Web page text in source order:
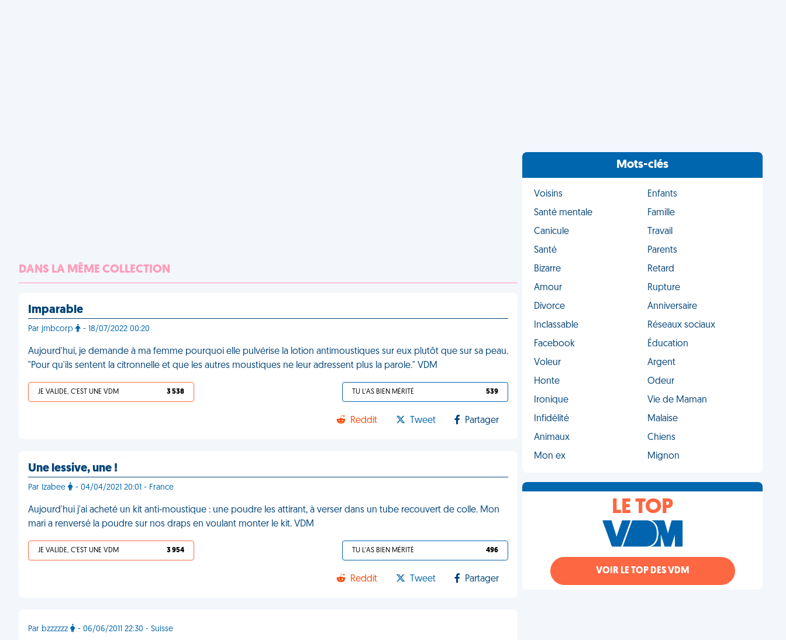
DANS LA MÊME COLLECTION
Imparable
Par jmbcorp - 18/07/2022 00:20
Aujourd'hui, je demande à ma femme pourquoi elle pulvérise la lotion antimoustiques sur eux plutôt que sur sa peau.
"Pour qu'ils sentent la citronnelle et que les autres moustiques ne leur adressent plus la parole." VDM
JE VALIDE, C'EST UNE VDM 3 538 TU L'AS BIEN MÉRITÉ 539
Reddit Tweet Partager
Une lessive, une !
Par Izabee - 04/04/2021 20:01 - France
Aujourd'hui j'ai acheté un kit anti-moustique : une poudre les attirant, à verser dans un tube recouvert de colle. Mon
mari a renversé la poudre sur nos draps en voulant monter le kit. VDM
JE VALIDE, C'EST UNE VDM 3 954 TU L'AS BIEN MÉRITÉ 496
Reddit Tweet Partager
Par bzzzzzz - 06/06/2011 22:30 - Suisse
Mots-clés
Voisins
Enfants
Santé mentale
Famille
Canicule
Travail
Santé
Parents
Bizarre
Retard
Amour
Rupture
Divorce
Anniversaire
Inclassable
Réseaux sociaux
Facebook
Éducation
Voleur
Argent
Honte
Odeur
Ironique
Vie de Maman
Infidélité
Malaise
Animaux
Chiens
Mon ex
Mignon
LE TOP
VOIR LE TOP DES VDM